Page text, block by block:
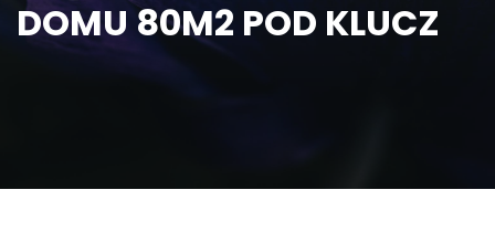
DOMU 80M2 POD KLUCZ